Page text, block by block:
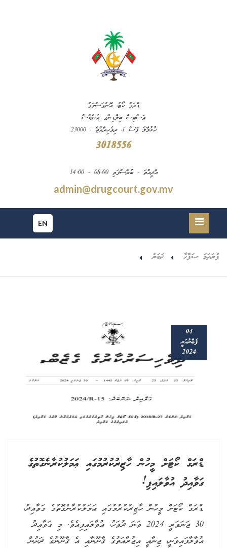
ޑްރަގް ކޯޓު، އޮނުގަސްމަގު
ޖަސްޓިސް ބިލްޑިންގ އެނެކްސް
ހުޅުމާލެ ފޭސް 1، ދިވެހިރާއްޖެ ، 23000
3018556
އާދީއްތަ - ބުރާސްފަތި 08:00 - 14:00
admin@drugcourt.gov.mv
EN
ފުރަތަމަ ސަފްހާ ޚަބަރު
04
ފެބްރުއަރީ
2024
ޑްރަގް ކޯޓަށް މީހުން ހާޒިރުކުރުމުގައި ޢަމަލުކުރާނެގޮތުގެ
ގަވާއިދު އުވާލައިފި!
ޑްރަގް ކޯޓަށް މީހުން ހާޒިރުކުރުމުގައި ޢަމަލުކުރާނެގޮތުގެ ގަވާއިދު،
30 ޖަނަވަރީ 2024 ވަނަ ދުވަހު، އުވާލައިފިއެވެ. މި ގަވާއިދު
އުވާލާފައިވަނީ، ޖިނާއީ އިޖުރާއަތުގެ ޤާނޫނާއި އެ ޤާނޫނުގެ ދަށުން